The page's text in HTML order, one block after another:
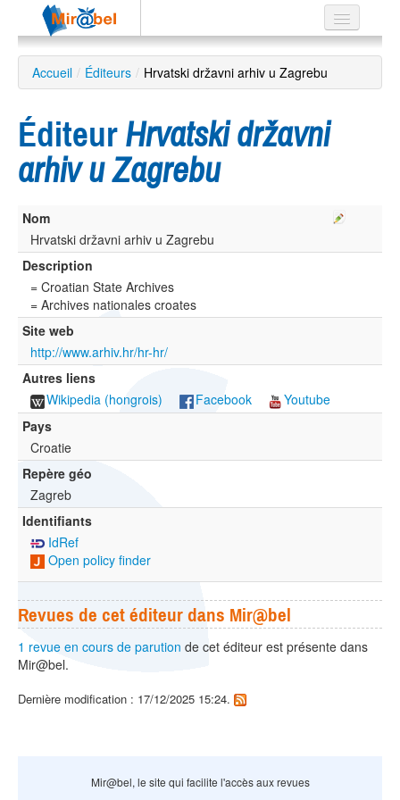
Le réseau
Soutien
Listes
Recherche
avancée
EN
ES
?
Accueil / Éditeurs / Hrvatski državni arhiv u Zagrebu
Éditeur Hrvatski državni
arhiv u Zagrebu
Nom
Hrvatski državni arhiv u Zagrebu
Description
= Croatian State Archives
= Archives nationales croates
Site web
http://www.arhiv.hr/hr-hr/
Autres liens
Wikipedia (hongrois)
Facebook
Youtube
Pays
Croatie
Repère géo
Zagreb
Identifiants
IdRef
Open policy finder
Revues de cet éditeur dans Mir@bel
1 revue en cours de parution de cet éditeur est présente dans
Mir@bel.
Dernière modification : 17/12/2025 15:24.
Mir@bel, le site qui facilite l'accès aux revues